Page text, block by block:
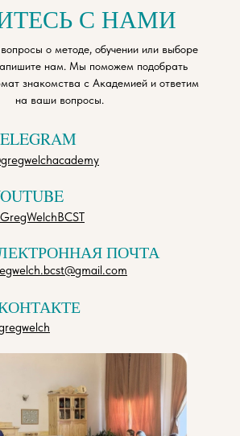
С НАМИ
о методе, обучении или выборе
нам. Мы поможем подобрать
знакомства с Академией и ответим
на ваши вопросы.
ПОЧТА